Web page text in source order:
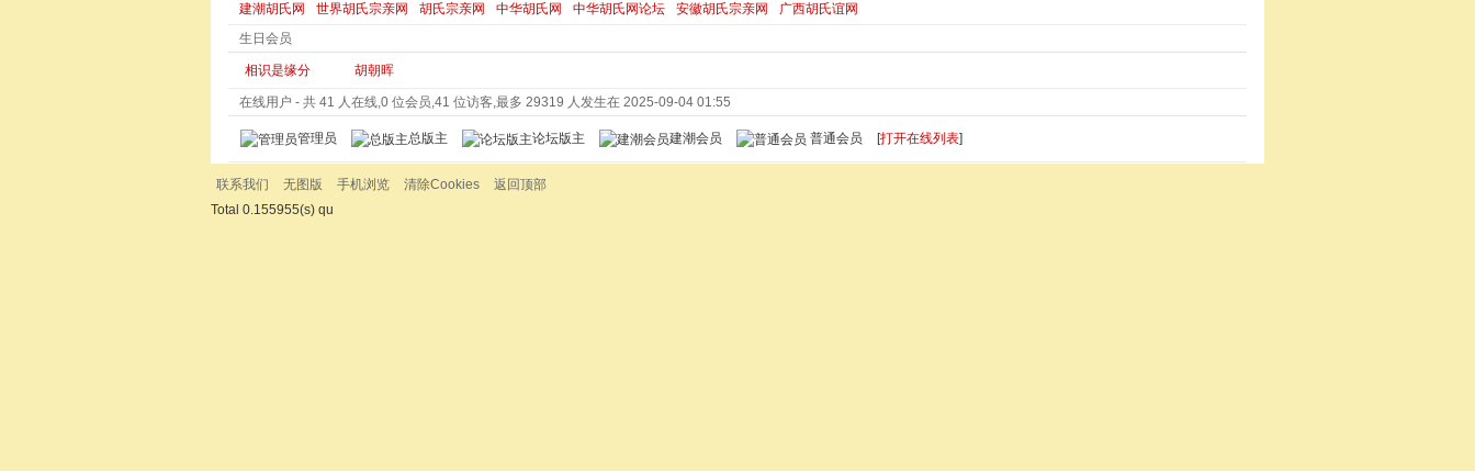
建潮胡氏网 世界胡氏宗亲网 胡氏宗亲网 中华胡氏网 中华胡氏网论坛 安徽胡氏宗亲网
广西胡氏谊网
生日会员
相识是缘分 胡朝晖
在线用户 - 共 41 人在线,0 位会员,41 位访客,最多 29319 人发生在 2025-09-04 01:55
管理员 总版主 论坛版主 建潮会员 普通会员 [打开在线列表]
联系我们 无图版 手机浏览 清除Cookies
返回顶部
Total 0.155955(s) qu